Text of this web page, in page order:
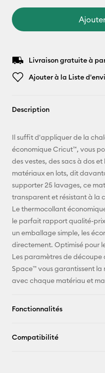
Livraison gratuite à
Ajouter à la Liste
Description
Il suffit d'appliquer de la
économique Cricut™, vous
des vestes, des sacs à dos
matériaux en lots, dit
supporter 25 lavages, ce
transparent et résistant à la
Le thermocollant
le parfait rapport qualité-
un emballage simple, les
directement. Optimisé pour
Les paramètres de
Space™ vous garantissent
avec chaque matériau et
Fonctionnalités
Compatibilité